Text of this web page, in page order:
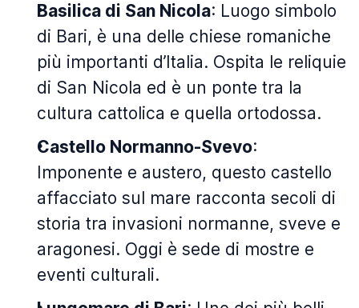
Basilica di San Nicola: Luogo simbolo
di Bari, è una delle chiese romaniche
più importanti d’Italia. Ospita le reliquie
di San Nicola ed è un ponte tra la
cultura cattolica e quella ortodossa.
Castello Normanno-Svevo:
Imponente e austero, questo castello
affacciato sul mare racconta secoli di
storia tra invasioni normanne, sveve e
aragonesi. Oggi è sede di mostre e
eventi culturali.